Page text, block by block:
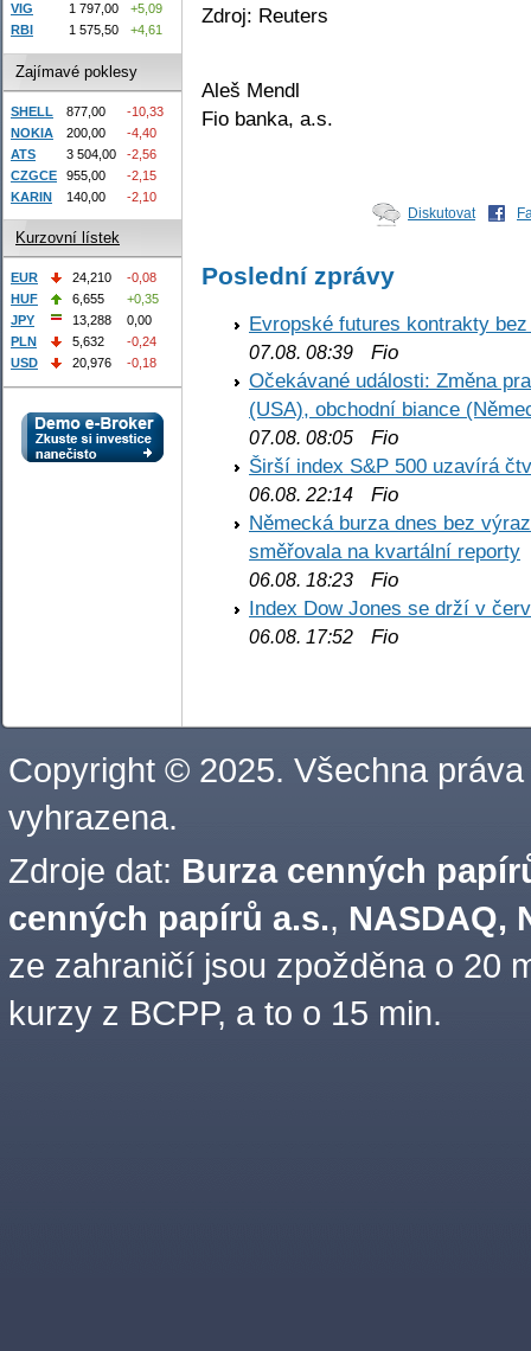
Zdroj: Reuters
Aleš Mendl
Fio banka, a.s.
Diskutovat
Poslední zprávy
Evropské futures kontrakty
07.08. 08:39 Fio
Očekávané události: Změna
(USA), obchodní biance
07.08. 08:05 Fio
Širší index S&P 500 uzavírá
06.08. 22:14 Fio
Německá burza dnes bez
směřovala na kvartální reporty
06.08. 18:23 Fio
Index Dow Jones se drží v
06.08. 17:52 Fio
VIG
1 797,00
+5,09
RBI
1 575,50 +4,61
Zajímavé poklesy
SHELL 877,00
-10,33
NOKIA
200,00
-4,40
ATS
3 504,00
-2,56
CZGCE
955,00
-2,15
KARIN
140,00 -2,10
Kurzovní lístek
EUR 24,210
-0,08
HUF
6,655
+0,35
JPY
13,288
0,00
PLN
5,632
-0,24
USD
20,976 -0,18
Copyright © 2025. Všechna práva
vyhrazena.
Zdroje dat: Burza cenných
cenných papírů a.s., NASDAQ,
ze zahraničí jsou zpožděna o 20
kurzy z BCPP, a to o 15 min.